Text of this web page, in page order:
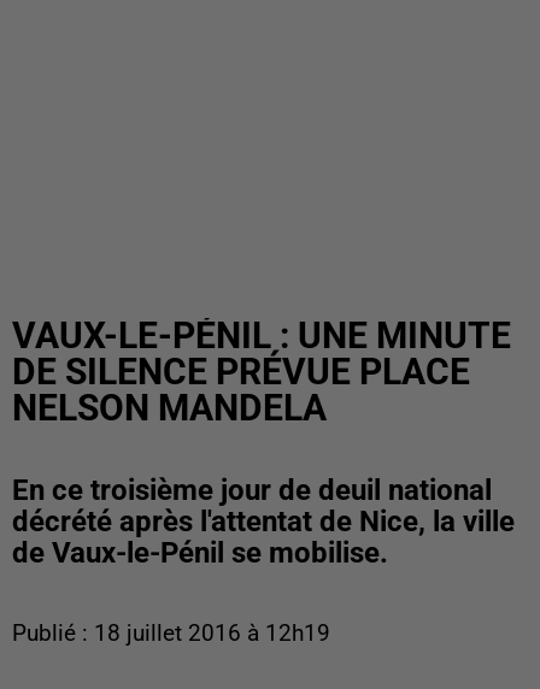
VAUX-LE-PÉNIL : UNE MINUTE
DE SILENCE PRÉVUE PLACE
NELSON MANDELA
En ce troisième jour de deuil national
décrété après l'attentat de Nice, la ville
de Vaux-le-Pénil se mobilise.
Publié : 18 juillet 2016 à 12h19